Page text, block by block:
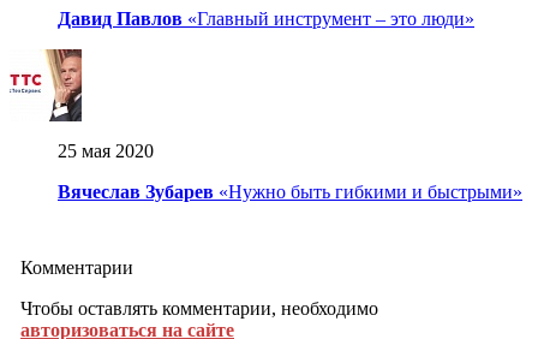
Давид Павлов «Главный инструмент – это люди»
25 мая 2020
Вячеслав Зубарев «Нужно быть гибкими и быстрыми»
Комментарии
Чтобы оставлять комментарии, необходимо
авторизоваться на сайте